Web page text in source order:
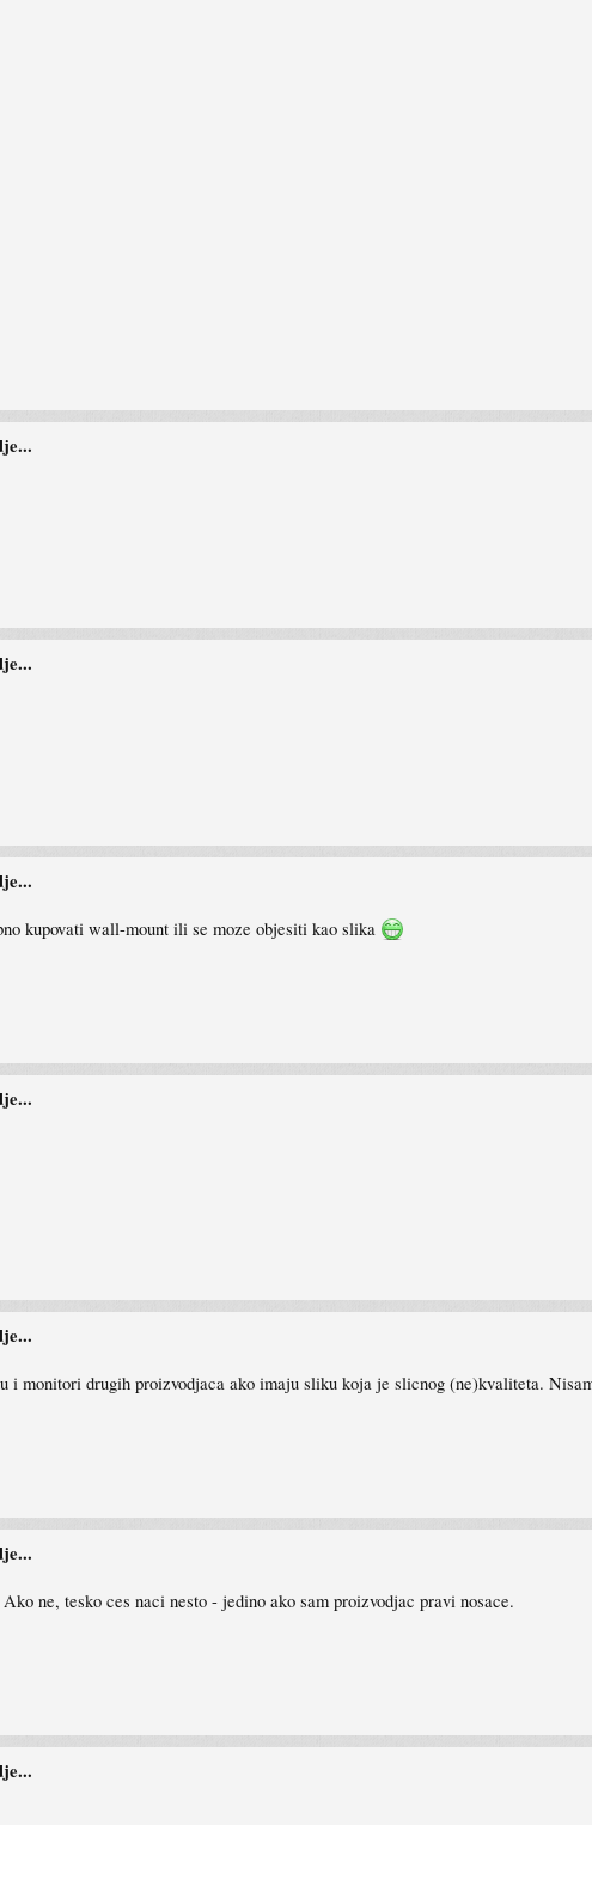
kupovati wall-mount ili se moze objesiti kao slika
i monitori drugih proizvodjaca ako imaju sliku koja je slicnog (ne)kvaliteta.
ne, tesko ces naci nesto - jedino ako sam proizvodjac pravi nosace.